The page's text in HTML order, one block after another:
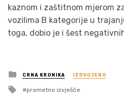
kaznom i zaštitnom mjerom
vozilima B kategorije u
toga, dobio je i šest
Posted
in
CRNA KRONIKA IZDVOJENO
Tagged
prometno izvješće